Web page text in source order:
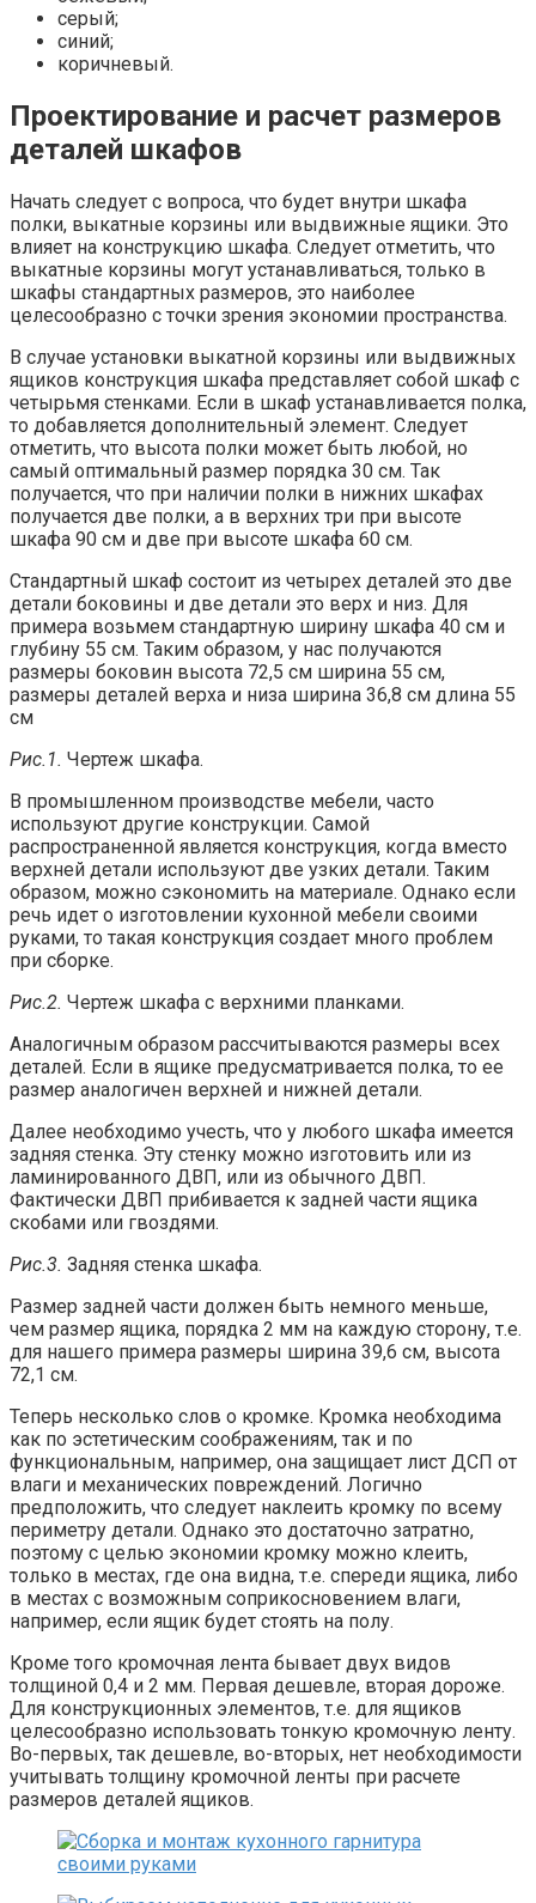
серый;
синий;
коричневый.
Проектирование и расчет размеров
деталей шкафов
Начать следует с вопроса, что будет внутри шкафа
полки, выкатные корзины или выдвижные ящики. Это
влияет на конструкцию шкафа. Следует отметить, что
выкатные корзины могут устанавливаться, только в
шкафы стандартных размеров, это наиболее
целесообразно с точки зрения экономии пространства.
В случае установки выкатной корзины или выдвижных
ящиков конструкция шкафа представляет собой шкаф с
четырьмя стенками. Если в шкаф устанавливается полка,
то добавляется дополнительный элемент. Следует
отметить, что высота полки может быть любой, но
самый оптимальный размер порядка 30 см. Так
получается, что при наличии полки в нижних шкафах
получается две полки, а в верхних три при высоте
шкафа 90 см и две при высоте шкафа 60 см.
Стандартный шкаф состоит из четырех деталей это две
детали боковины и две детали это верх и низ. Для
примера возьмем стандартную ширину шкафа 40 см и
глубину 55 см. Таким образом, у нас получаются
размеры боковин высота 72,5 см ширина 55 см,
размеры деталей верха и низа ширина 36,8 см длина 55
см
Рис.1. Чертеж шкафа.
В промышленном производстве мебели, часто
используют другие конструкции. Самой
распространенной является конструкция, когда вместо
верхней детали используют две узких детали. Таким
образом, можно сэкономить на материале. Однако если
речь идет о изготовлении кухонной мебели своими
руками, то такая конструкция создает много проблем
при сборке.
Рис.2. Чертеж шкафа с верхними планками.
Аналогичным образом рассчитываются размеры всех
деталей. Если в ящике предусматривается полка, то ее
размер аналогичен верхней и нижней детали.
Далее необходимо учесть, что у любого шкафа имеется
задняя стенка. Эту стенку можно изготовить или из
ламинированного ДВП, или из обычного ДВП.
Фактически ДВП прибивается к задней части ящика
скобами или гвоздями.
Рис.3. Задняя стенка шкафа.
Размер задней части должен быть немного меньше,
чем размер ящика, порядка 2 мм на каждую сторону, т.е.
для нашего примера размеры ширина 39,6 см, высота
72,1 см.
Теперь несколько слов о кромке. Кромка необходима
как по эстетическим соображениям, так и по
функциональным, например, она защищает лист ДСП от
влаги и механических повреждений. Логично
предположить, что следует наклеить кромку по всему
периметру детали. Однако это достаточно затратно,
поэтому с целью экономии кромку можно клеить,
только в местах, где она видна, т.е. спереди ящика, либо
в местах с возможным соприкосновением влаги,
например, если ящик будет стоять на полу.
Кроме того кромочная лента бывает двух видов
толщиной 0,4 и 2 мм. Первая дешевле, вторая дороже.
Для конструкционных элементов, т.е. для ящиков
целесообразно использовать тонкую кромочную ленту.
Во-первых, так дешевле, во-вторых, нет необходимости
учитывать толщину кромочной ленты при расчете
размеров деталей ящиков.